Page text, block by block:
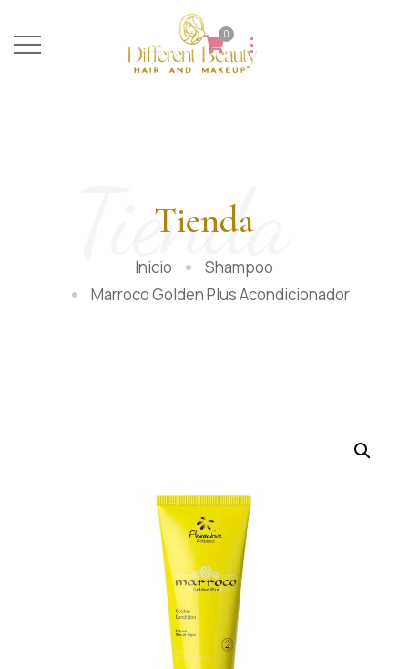
0
Tienda
Tienda
Inicio
Shampoo
Marroco Golden Plus Acondicionador